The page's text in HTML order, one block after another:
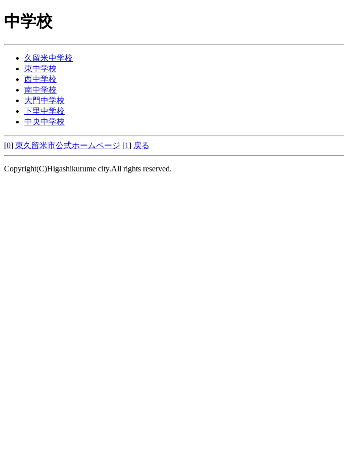
中学校
久留米中学校
東中学校
西中学校
南中学校
大門中学校
下里中学校
中央中学校
[0] 東久留米市公式ホームページ [1] 戻る
Copyright(C)Higashikurume city.All rights reserved.